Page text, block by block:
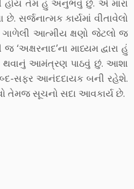
હોય તેમ હું અનુભવું છું. એ મારા
સર્જનાત્મક કાર્યમાં વીતાવેલો
ગાળેલી આત્મીય ક્ષણો જેટલો જ
માધ્યમ દ્વારા હું
આમંત્રણ પાઠવું છું. આશા
સફર આનંદદાયક બની રહેશે.
તેમજ સૂચનો સદા આવકાર્ય છે.